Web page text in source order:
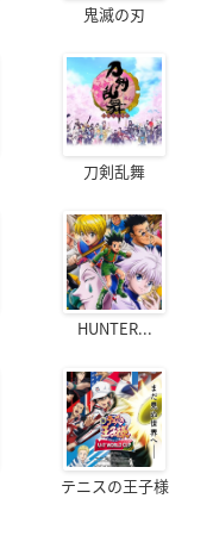
鬼滅の刃
刀剣乱舞
HUNTER...
テニスの王子様